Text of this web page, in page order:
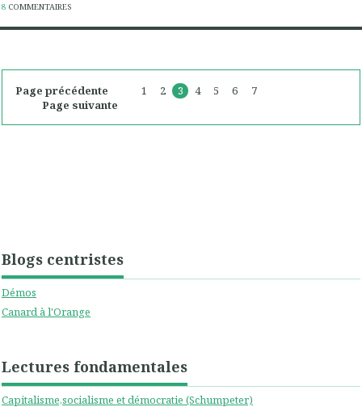
Blogs centristes
Démos
Canard à l'Orange
Lectures fondamentales
Capitalisme,socialisme et démocratie (Schumpeter)
8 COMMENTAIRES
Page précédente 1 2 3 4 5 6
7
Page suivante